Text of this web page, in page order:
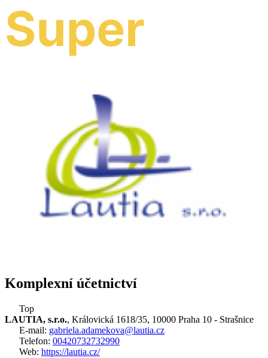
Komplexní účetnictví
Top
LAUTIA, s.r.o., Královická 1618/35, 10000 Praha 10 - Strašnice
E-mail: gabriela.adamekova@lautia.cz
Telefon: 00420732732990
Web: https://lautia.cz/